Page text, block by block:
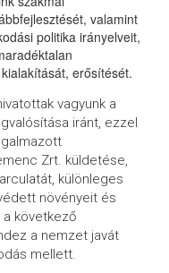
valamint
politika irányelveit,
erősítését.
vagyunk a
iránt, ezzel
Zrt. küldetése,
különleges
növényeit és
következő
a nemzet javát
mellett.